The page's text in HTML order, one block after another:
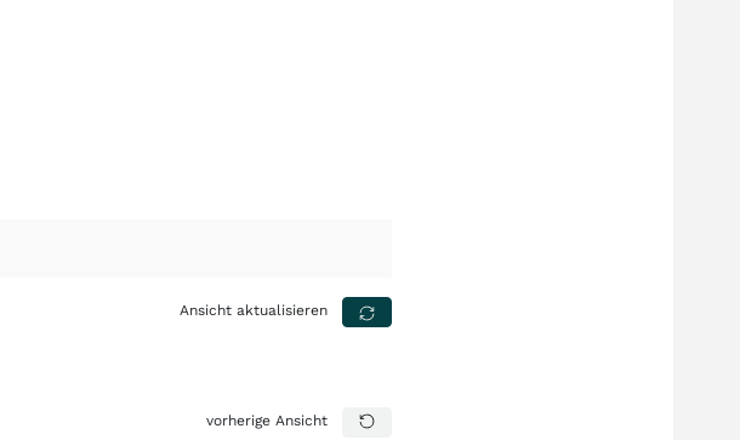
Ansicht aktualisieren
vorherige Ansicht